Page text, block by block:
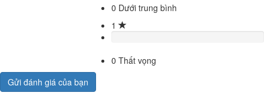
0 Dưới trung bình
1
0 Thất vọng
Gửi đánh giá của bạn